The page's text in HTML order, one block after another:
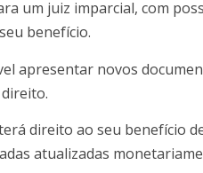
um juiz imparcial, com
benefício.
apresentar novos
direito ao seu benefício
atualizadas